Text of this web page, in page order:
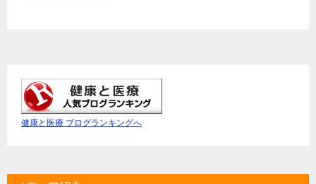
健康と医療 ブログランキングへ